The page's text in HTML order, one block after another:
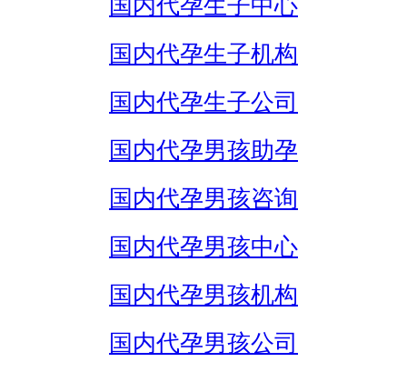
国内代孕生子中心
国内代孕生子机构
国内代孕生子公司
国内代孕男孩助孕
国内代孕男孩咨询
国内代孕男孩中心
国内代孕男孩机构
国内代孕男孩公司